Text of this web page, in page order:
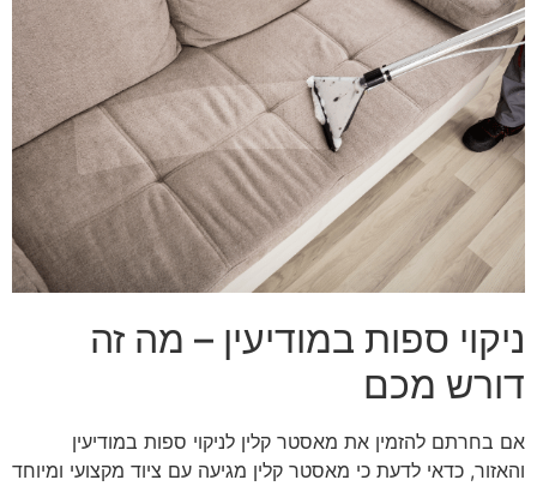
ניקוי ספות במודיעין – מה זה
דורש מכם
אם בחרתם להזמין את מאסטר קלין לניקוי ספות במודיעין
והאזור, כדאי לדעת כי מאסטר קלין מגיעה עם ציוד מקצועי ומיוחד